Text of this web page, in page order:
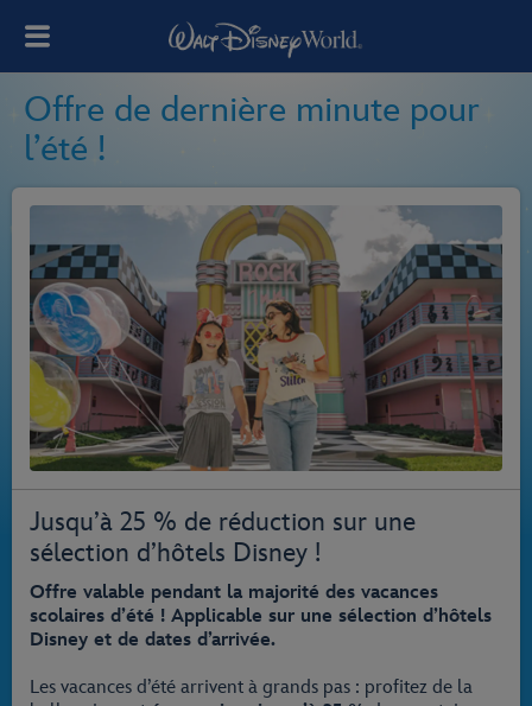
Offre de dernière minute pour
l’été !
Jusqu’à 25 % de réduction sur une
sélection d’hôtels Disney !
Offre valable pendant la majorité des vacances
scolaires d’été ! Applicable sur une sélection d’hôtels
Disney et de dates d’arrivée.
Les vacances d’été arrivent à grands pas : profitez de la